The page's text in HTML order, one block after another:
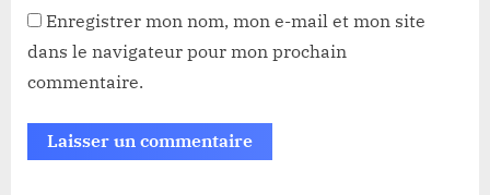
Enregistrer mon nom, mon e-mail et mon site
dans le navigateur pour mon prochain
commentaire.